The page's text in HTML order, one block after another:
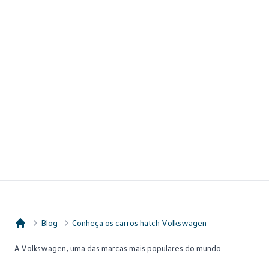
Blog Conheça os carros hatch Volkswagen
A Volkswagen, uma das marcas mais populares do mundo